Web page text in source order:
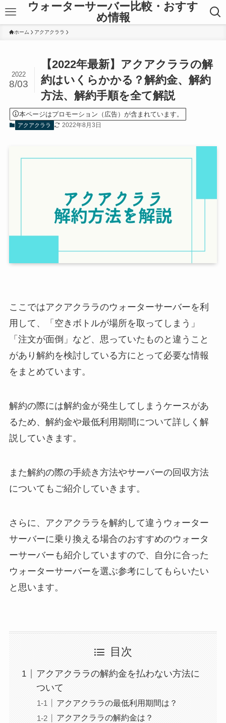
ウォーターサーバー比較・おすす
め情報
ホーム アクアクララ
【2022年最新】アクアクララの解
約はいくらかかる？解約金、解約
方法、解約手順を全て解説
2022
8/03
本ページはプロモーション（広告）が含まれています。
アクアクララ 2022年8月3日
ここではアクアクララのウォーターサーバーを利
用して、「空きボトルが場所を取ってしまう」
「注文が面倒」など、思っていたものと違うこと
があり解約を検討している方にとって必要な情報
をまとめています。
解約の際には解約金が発生してしまうケースがあ
るため、解約金や最低利用期間について詳しく解
説していきます。
また解約の際の手続き方法やサーバーの回収方法
についてもご紹介していきます。
さらに、アクアクララを解約して違うウォーター
サーバーに乗り換える場合のおすすめのウォータ
ーサーバーも紹介していますので、自分に合った
ウォーターサーバーを選ぶ参考にしてもらいたい
と思います。
目次
アクアクララの解約金を払わない方法に
ついて
アクアクララの最低利用期間は？
アクアクララの解約金は？